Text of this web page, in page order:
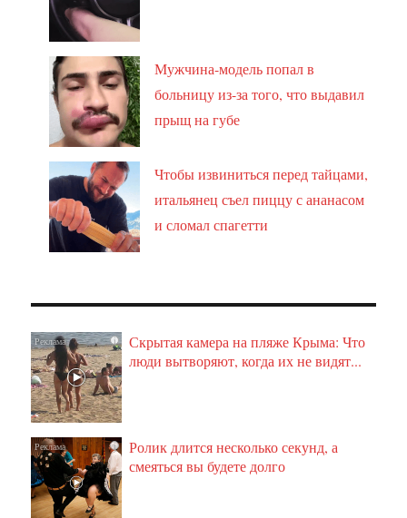
Мужчина-модель попал в
больницу из-за того, что выдавил
прыщ на губе
Чтобы извиниться перед тайцами,
итальянец съел пиццу с ананасом
и сломал спагетти
i
Скрытая камера на пляже Крыма: Что
люди вытворяют, когда их не видят...
i
Ролик длится несколько секунд, а
смеяться вы будете долго